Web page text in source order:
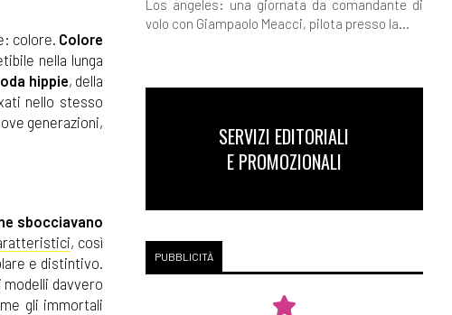
colore. Colore
nella lunga
hippie, della
nello stesso
generazioni,
sbocciavano
, così
e distintivo.
modelli davvero
gli immortali
Los angeles: una giornata da comandante di
volo con Giampaolo Meacci, pilota presso la...
SERVIZI EDITORIALI
E PROMOZIONALI
PUBBLICITÀ